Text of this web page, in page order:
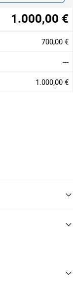
1.000,00 €
700,00 €
---
1.000,00 €